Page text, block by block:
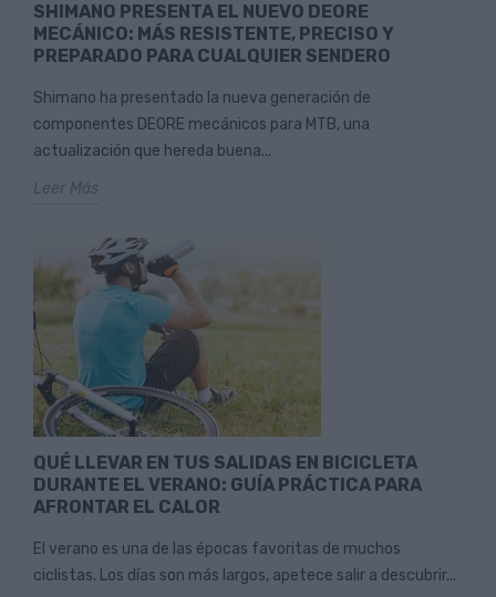
SHIMANO PRESENTA EL NUEVO DEORE
MECÁNICO: MÁS RESISTENTE, PRECISO Y
PREPARADO PARA CUALQUIER SENDERO
Shimano ha presentado la nueva generación de
componentes DEORE mecánicos para MTB, una
actualización que hereda buena...
Leer Más
QUÉ LLEVAR EN TUS SALIDAS EN BICICLETA
DURANTE EL VERANO: GUÍA PRÁCTICA PARA
AFRONTAR EL CALOR
El verano es una de las épocas favoritas de muchos
ciclistas. Los días son más largos, apetece salir a descubrir...